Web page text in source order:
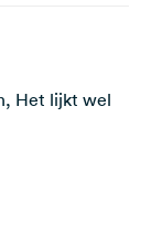
Het lijkt wel